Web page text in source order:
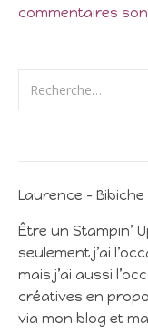
commentaires
Laurence – Bibiche
Être un Stampin’
seulement j’ai
mais j’ai aussi
créatives en
via mon blog et